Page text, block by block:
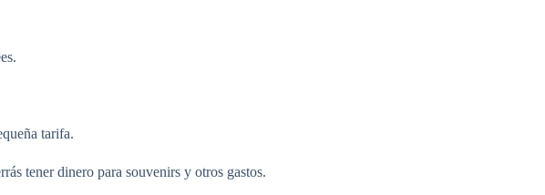
tarifa.
tener dinero para souvenirs y otros gastos.